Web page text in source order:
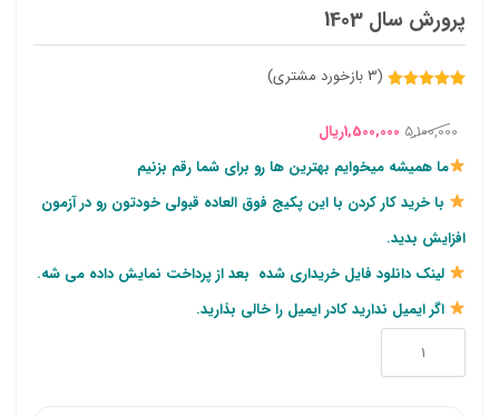
پرورش سال 1403
در
امتیازدهی
مشتری
(
3بازخورد مشتری)
5,100,000 قیمت
اصلی
5,100,000ریال
بود.
1,500,000ریال
فعلی
1,500,000ریال
ما همیشه میخوایم بهترین ها رو برای شما رقم بزنیم
با خرید کار کردن با این پکیج فوق العاده قبولی خودتون رو در آزمون
افزایش بدید.
لینک دانلود فایل خریداری شده بعد از پرداخت نمایش داده می شه.
اگر ایمیل ندارید کادر ایمیل را خالی بذارید.
ویژه